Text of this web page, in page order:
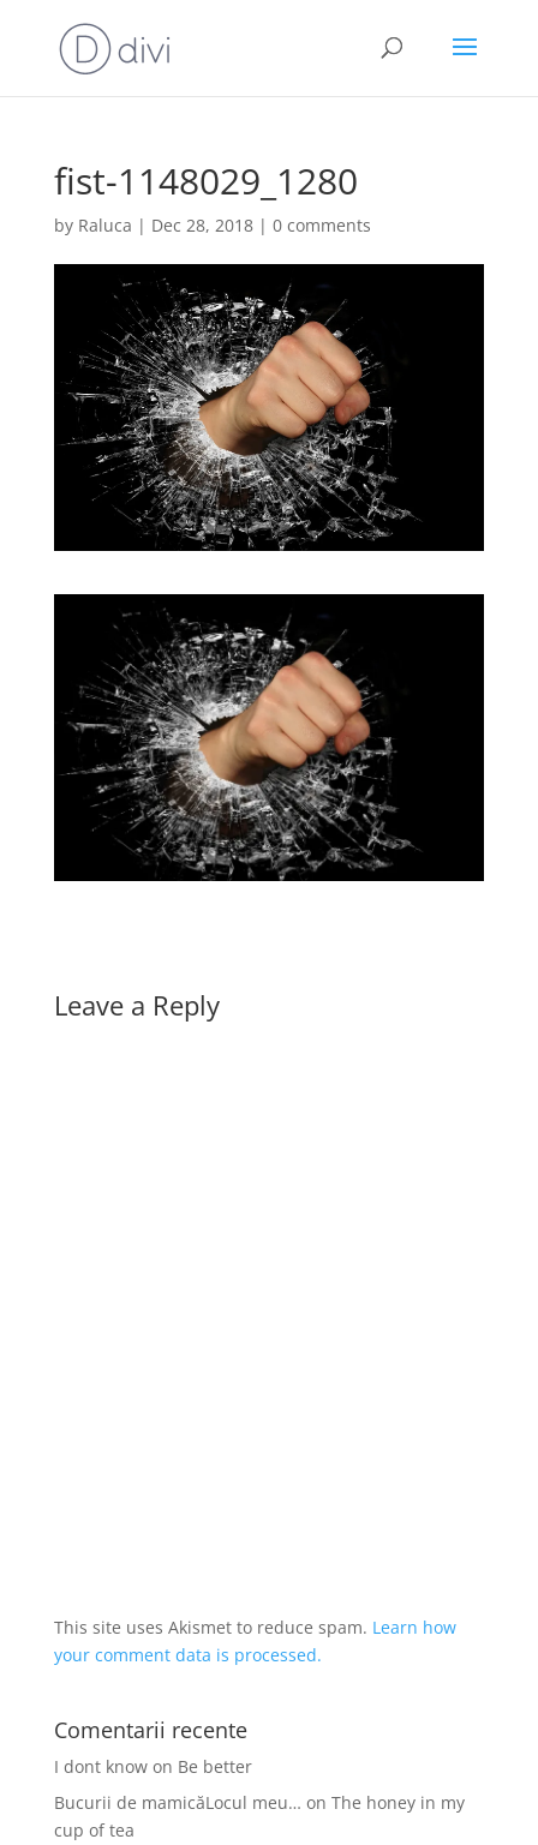
fist-1148029_1280
by Raluca | Dec 28, 2018| 0 comments
Leave a Reply
This site uses Akismet to reduce spam. Learn how
your comment data is processed.
Comentarii recente
I dont knowon Be better
Bucurii de mamicăLocul meu… on The honey in my
cup of tea